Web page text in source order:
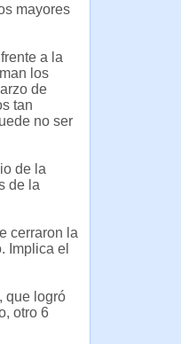
mayores
a la
los
de
tan
no ser
de la
de la
cerraron la
Implica el
que logró
otro 6